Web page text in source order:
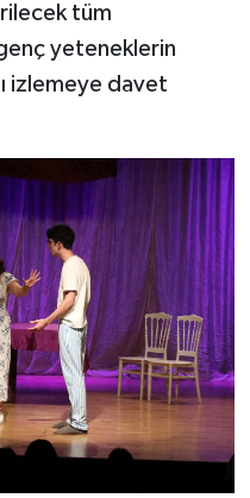
tüm
yeteneklerin
izlemeye davet